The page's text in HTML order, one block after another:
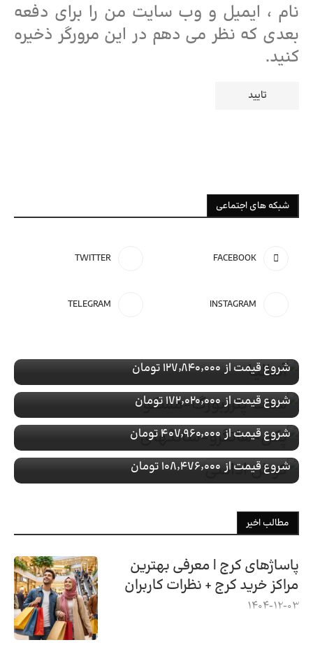
نام ، ایمیل و وب سایت من را برای دفعه
بعدی که نظر می دهم در این مرورگر ذخیره
کنید.
شبکه های اجتماعی
FACEBOOK
TWITTER
INSTAGRAM
TELEGRAM
شروع قیمت از ۱۲۷٬۸۴۰٬۰۰۰ تومان
با پرواز
شروع قیمت از۱۷۲٬۰۲۰٬۰۰۰ تومان
تور ویژهچین
رزرو تور پکن-هانگزو-شانگهای
با پرواز
شروع قیمت از۴۰۷٬۹۶۰٬۰۰۰ تومان
تور ویژهترکیه
رزرو تور کوش اداسی
با پرواز
شروع قیمت از۱۰۸٬۴۷۶٬۰۰۰ تومان
مطالب اخیر
پاساژهای کرج | معرفی بهترین
مراکز خرید کرج + نظرات کاربران
1404-12-03